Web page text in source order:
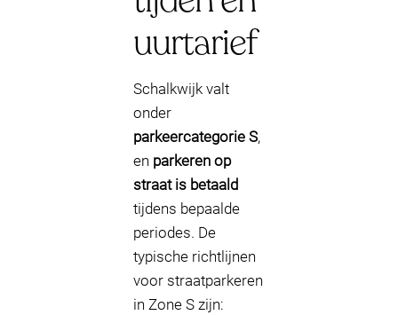
uurtarief
Schalkwijk valt
onder
parkeercategorie S,
en parkeren op
straat is betaald
tijdens bepaalde
periodes. De
typische richtlijnen
voor straatparkeren
in Zone S zijn: